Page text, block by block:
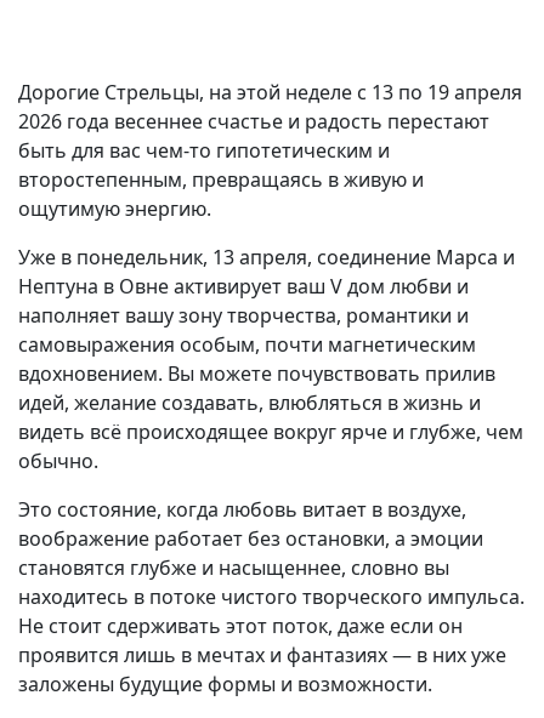
Дорогие Стрельцы, на этой неделе с 13 по 19 апреля
2026 года весеннее счастье и радость перестают
быть для вас чем-то гипотетическим и
второстепенным, превращаясь в живую и
ощутимую энергию.
Уже в понедельник, 13 апреля, соединение Марса и
Нептуна в Овне активирует ваш V дом любви и
наполняет вашу зону творчества, романтики и
самовыражения особым, почти магнетическим
вдохновением. Вы можете почувствовать прилив
идей, желание создавать, влюбляться в жизнь и
видеть всё происходящее вокруг ярче и глубже, чем
обычно.
Это состояние, когда любовь витает в воздухе,
воображение работает без остановки, а эмоции
становятся глубже и насыщеннее, словно вы
находитесь в потоке чистого творческого импульса.
Не стоит сдерживать этот поток, даже если он
проявится лишь в мечтах и фантазиях — в них уже
заложены будущие формы и возможности.